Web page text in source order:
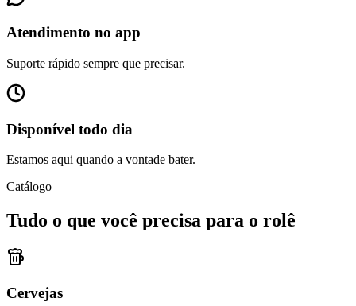
Atendimento no app
Suporte rápido sempre que precisar.
Disponível todo dia
Estamos aqui quando a vontade bater.
Catálogo
Tudo o que você precisa para o rolê
Cervejas